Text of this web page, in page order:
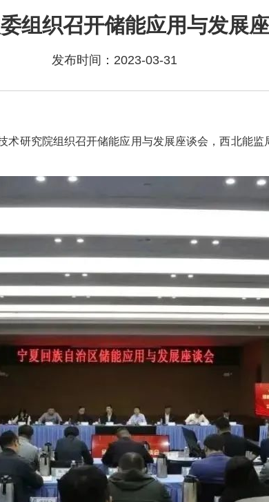
组织召开储能应用与发展
发布时间：2023-03-31
研究院组织召开储能应用与发展座谈会，西北能